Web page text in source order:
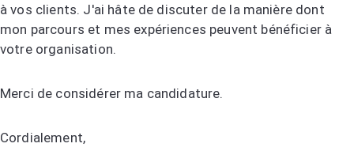
à vos clients. J'ai hâte de discuter de la manière dont
mon parcours et mes expériences peuvent bénéficier à
votre organisation.
Merci de considérer ma candidature.
Cordialement,